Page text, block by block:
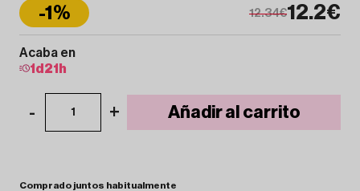
12.2€
-1% 12.34€
Acaba en
1 d 21 h
- 1 + Añadir al carrito
Comprado juntos habitualmente